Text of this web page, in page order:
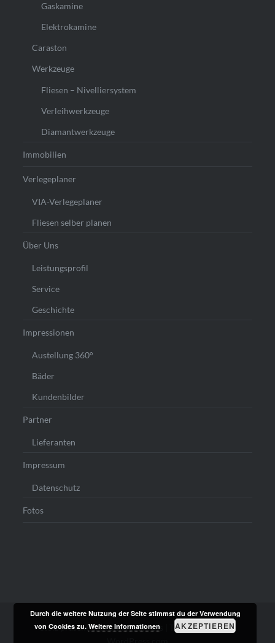
Gaskamine
Elektrokamine
Caraston
Werkzeuge
Fliesen – Nivelliersystem
Verleihwerkzeuge
Diamantwerkzeuge
Immobilien
Verlegeplaner
VIA-Verlegeplaner
Fliesen selber planen
Über Uns
Leistungsprofil
Service
Geschichte
Impressionen
Austellung 360°
Bäder
Kundenbilder
Partner
Lieferanten
Impressum
Datenschutz
Fotos
Stolz präsentiert von WordPress
Theme: Dyad von
Durch die weitere Nutzung der Seite stimmst du der Verwendung
von Cookies zu.Weitere Informationen AKZEPTIEREN